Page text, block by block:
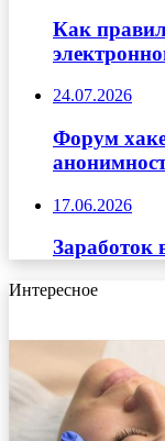
Как
24.07.2026
Форум
17.06.2026
Заработок
Интересное